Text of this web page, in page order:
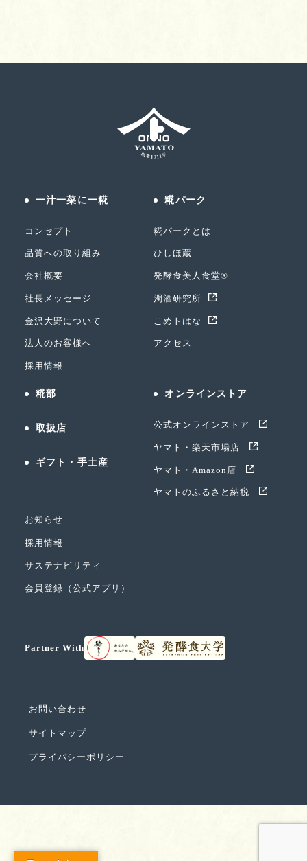
一汁一菜に一糀
コンセプト
品質への取り組み
会社概要
社長メッセージ
金沢大野について
法人のお客様へ
採用情報
糀パーク
糀パークとは
ひしほ蔵
発酵食美人食堂®
濁酒研究所
こめトはな
アクセス
糀部
取扱店
ギフト・手土産
オンラインストア
公式オンラインストア
ヤマト・楽天市場店
ヤマト・Amazon店
ヤマトのふるさと納税
お知らせ
採用情報
サステナビリティ
会員登録（公式アプリ）
Partner With
お問い合わせ
サイトマップ
プライバシーポリシー